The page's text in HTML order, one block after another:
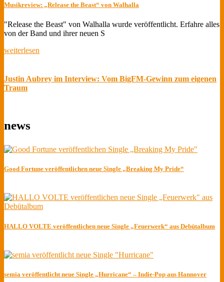
Musikreview: „Release the Beast“ von Walhalla
"Release the Beast" von Walhalla wurde veröffentlicht. Erfahre alles
von der Band und ihrer neuen S
weiterlesen
Justin Aubrey im Interview: Vom BigFM-Gewinn zum eigenen
Traum
news
Good Fortune veröffentlichen neue Single „Breaking My Pride“
HALLO VOLTE veröffentlichen neue Single „Feuerwerk“ aus Debütalbum
semia veröffentlicht neue Single „Hurricane“ – Indie-Pop aus Hannover